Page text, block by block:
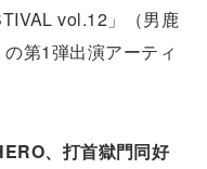
vol.12」（男鹿
第1弾出演アーティ
、打首獄門同好